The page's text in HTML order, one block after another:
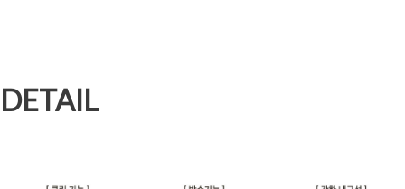
DETAIL